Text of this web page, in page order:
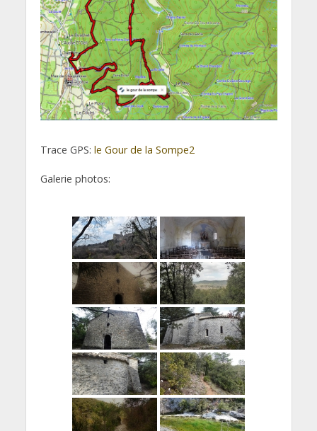
Trace GPS: le Gour de la Sompe2
Galerie photos: